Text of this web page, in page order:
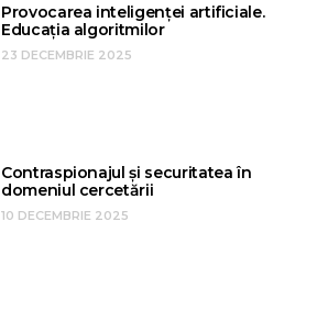
Provocarea inteligenței artificiale.
Educația algoritmilor
23 DECEMBRIE 2025
Contraspionajul și securitatea în
domeniul cercetării
10 DECEMBRIE 2025